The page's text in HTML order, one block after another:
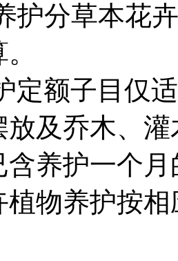
分草本花卉
额子目仅
放及乔木、
含养护一个
植物养护按